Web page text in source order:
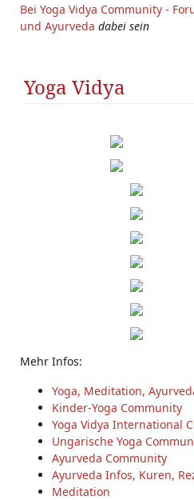
Bei Yoga Vidya Community -
und Ayurveda dabei sein
Yoga Vidya
Mehr Infos:
Yoga, Meditation,
Kinder-Yoga Community
Yoga Vidya International
Ungarische Yoga
Ayurveda Community
Ayurveda Infos, Kuren,
Meditation